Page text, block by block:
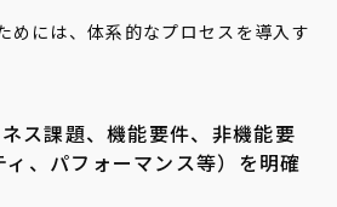
めには、体系的なプロセスを導入す
ス課題、機能要件、非機能要
、パフォーマンス等）を明確